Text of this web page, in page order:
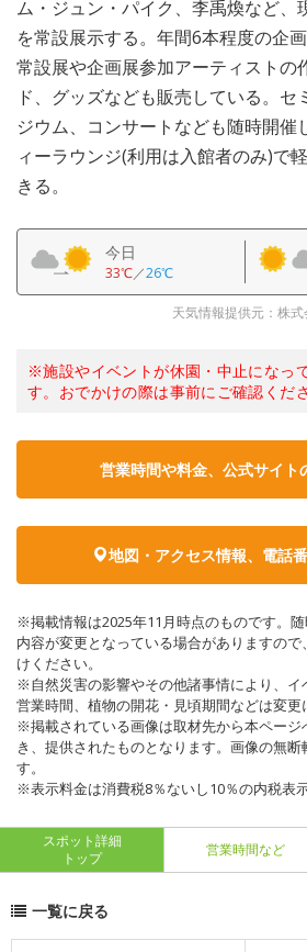
ム・ジュン・パイク、李禹煥など、
を常設展示する。年間6本程度の企
常設展や企画展参加アーティストの
ド、グッズなども販売している。セ
ジウム、コンサートなども随時開催
ィーラウンジ(利用は入館者のみ)で
きる。
今日
33℃／26℃
天気情報提供元：株
※施設やイベントが休園・中止になっ
す。おでかけの際は事前にご確認くださ
営業時間や料金、公式サイト
地図・アクセス情報、電話
※掲載情報は2025年11月時点のものです。
内容が変更となっている場合がありますの
けください。
※自然災害の影響やその他諸事情により、
営業時間、植物の開花・見頃期間などは変更
※掲載されている画像は取材先から本ページ
き、提供されたものとなります。画像の無
す。
※表示料金は消費税8％ないし10％の内税表示
スポット詳細
トップ
営業時間など
一覧に戻る